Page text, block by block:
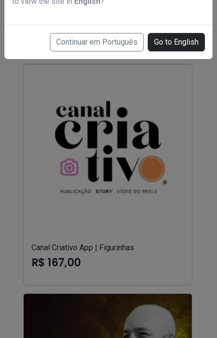
Continuar em Português Go to English
R$ 197,00
Canal Criativo App | Figurinhas
R$ 167,00